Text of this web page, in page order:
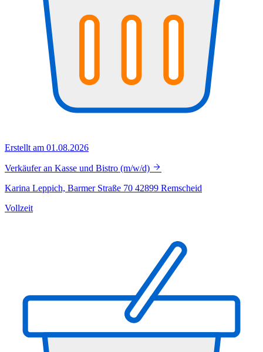
Erstellt am 01.08.2026
Verkäufer an Kasse und Bistro (m/w/d)
Karina Leppich, Barmer Straße 70 42899 Remscheid
Vollzeit